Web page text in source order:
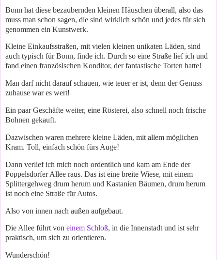
Bonn hat diese bezaubernden kleinen Häuschen überall, also das
muss man schon sagen, die sind wirklich schön und jedes für sich
genommen ein Kunstwerk.
Kleine Einkaufsstraßen, mit vielen kleinen unikaten Läden, sind
auch typisch für Bonn, finde ich. Durch so eine Straße lief ich und
fand einen französischen Konditor, der fantastische Torten hatte!
Man darf nicht darauf schauen, wie teuer er ist, denn der Genuss
zuhause war es wert!
Ein paar Geschäfte weiter, eine Rösterei, also schnell noch frische
Bohnen gekauft.
Dazwischen waren mehrere kleine Läden, mit allem möglichen
Kram. Toll, einfach schön fürs Auge!
Dann verlief ich mich noch ordentlich und kam am Ende der
Poppelsdorfer Allee raus. Das ist eine breite Wiese, mit einem
Splittergehweg drum herum und Kastanien Bäumen, drum herum
ist noch eine Straße für Autos.
Also von innen nach außen aufgebaut.
Die Allee führt von einem Schloß, in die Innenstadt und ist sehr
praktisch, um sich zu orientieren.
Wunderschön!